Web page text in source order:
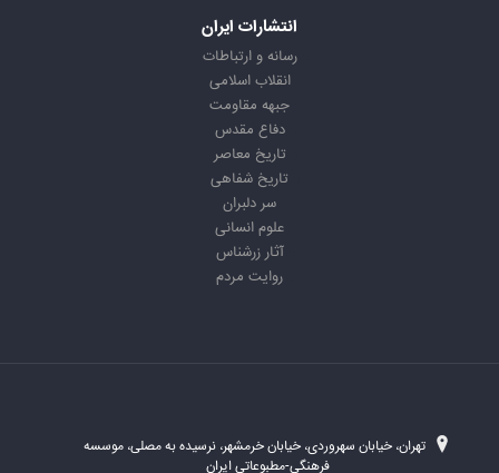
انتشارات ایران
رسانه و ارتباطات
انقلاب اسلامی
جبهه مقاومت
دفاع مقدس
تاریخ معاصر
تاریخ شفاهی
سر دلبران
علوم انسانی
آثار زرشناس
روایت مردم
تهران، خیابان سهروردی، خیابان خرمشهر، نرسیده به مصلی، موسسه
فرهنگی-مطبوعاتی ایران